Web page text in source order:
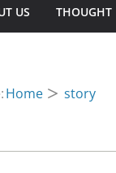
US THOUGHT
Home story